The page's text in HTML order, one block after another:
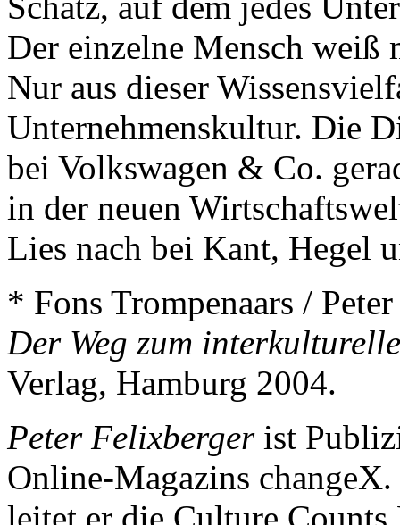
Der einzelne Mensch weiß
Nur aus dieser
Unternehmenskultur. Die
bei Volkswagen & Co.
in der neuen
Lies nach bei Kant, Hegel
* Fons Trompenaars /
Der Weg zum
Verlag, Hamburg 2004.
Peter Felixbergerist
Online-Magazins